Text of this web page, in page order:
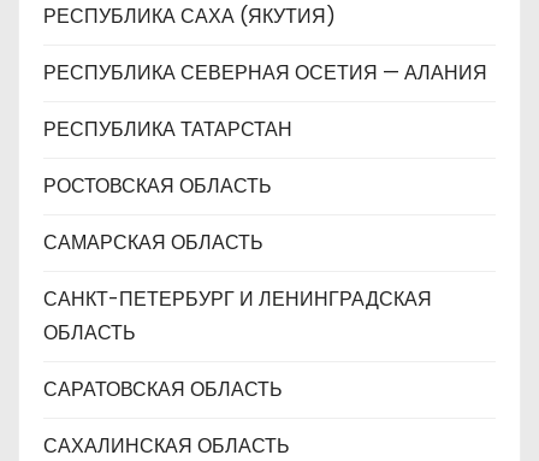
РЕСПУБЛИКА САХА (ЯКУТИЯ)
РЕСПУБЛИКА СЕВЕРНАЯ ОСЕТИЯ — АЛАНИЯ
РЕСПУБЛИКА ТАТАРСТАН
РОСТОВСКАЯ ОБЛАСТЬ
САМАРСКАЯ ОБЛАСТЬ
САНКТ-ПЕТЕРБУРГ И ЛЕНИНГРАДСКАЯ
ОБЛАСТЬ
САРАТОВСКАЯ ОБЛАСТЬ
САХАЛИНСКАЯ ОБЛАСТЬ